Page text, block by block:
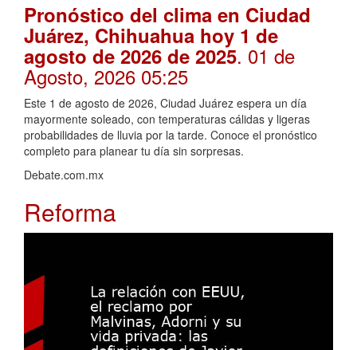
Pronóstico del clima en Ciudad
Juárez, Chihuahua hoy 1 de
agosto de 2026 de 2025. 01 de
Agosto, 2026 05:25
Este 1 de agosto de 2026, Ciudad Juárez espera un día
mayormente soleado, con temperaturas cálidas y ligeras
probabilidades de lluvia por la tarde. Conoce el pronóstico
completo para planear tu día sin sorpresas.
Debate.com.mx
Reforma